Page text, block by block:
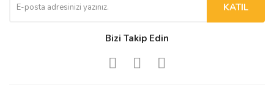
KATIL
Bizi Takip Edin